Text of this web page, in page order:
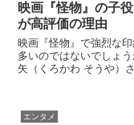
映画『怪物』の子
が高評価の理由
映画『怪物』で強烈な
多いのではないでしょ
矢（くろかわ そうや）
エンタメ